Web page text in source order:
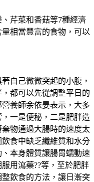
芹菜和香菇等7種經濟
相當豐富的食物，可以
自己微微突起的小腹，
都可以先從調整平日的
養師余依晏表示，大多
一是便秘，二是肥胖造
物通過大腸時的速度太
食中缺乏纖維質和水分
本身體質讓腸胃蠕動速
用瀉藥??等，至於肥胖
飲食的方法，讓日漸突